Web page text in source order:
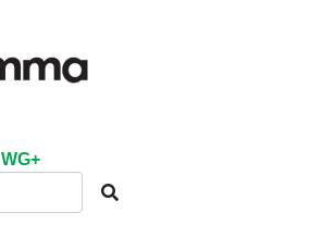
WG+